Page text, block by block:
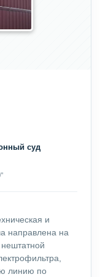
суд
и
направлена на
линию по